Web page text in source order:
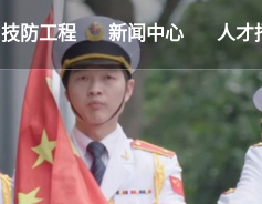
技防工程 新闻中心 人才